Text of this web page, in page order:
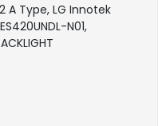
A Type, LG Innotek
N01,